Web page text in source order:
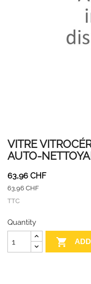
VITRE
AUTO-
63,96 CHF
63,96 CHF
TTC
Quantity
